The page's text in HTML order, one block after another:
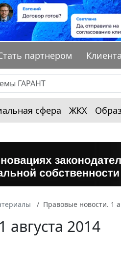
партнером
сфера ЖКХ
Правовые новости. 1
2014